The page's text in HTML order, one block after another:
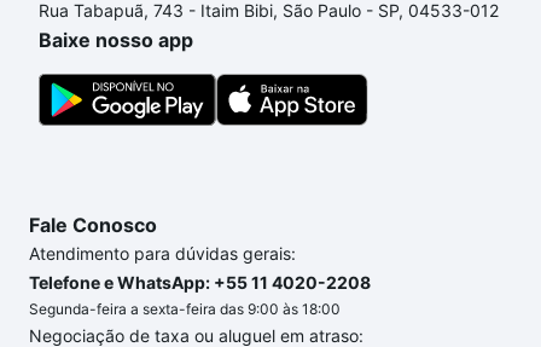
processo de compra, veja em nosso portal quanto
custa comprar um apartamento
gente para comprar o imóvel dos seus sonhos com
segurança e conforto. Loft, com você até as
Rua Tabapuã, 743 - Itaim Bibi, São Paulo - SP, 04533-012
Baixe nosso app
Fale Conosco
Atendimento para dúvidas gerais:
Telefone e WhatsApp: +55 11 4020-2208
Segunda-feira a sexta-feira das 9:00 às 18:00
Negociação de taxa ou aluguel em atraso: